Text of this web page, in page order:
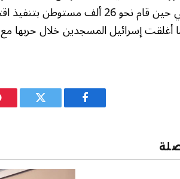
الماضي، في حين قام نحو 26
أغلقت إسرائيل المسجدين خلال حربها
فيسبوك تويتر